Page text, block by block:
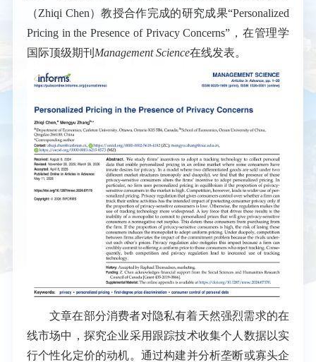
（Zhiqi Chen）教授合作完成的研究成果“Personalized
Pricing in the Presence of Privacy Concerns”，在管理学
国际顶级期刊 Management Science在线发表。
文章在部分消费者对隐私有着天然强烈需求的在
线市场中，探究企业采用跟踪技术收集个人数据以实
行个性化定价的动机。通过构建并分析垄断或寡头企